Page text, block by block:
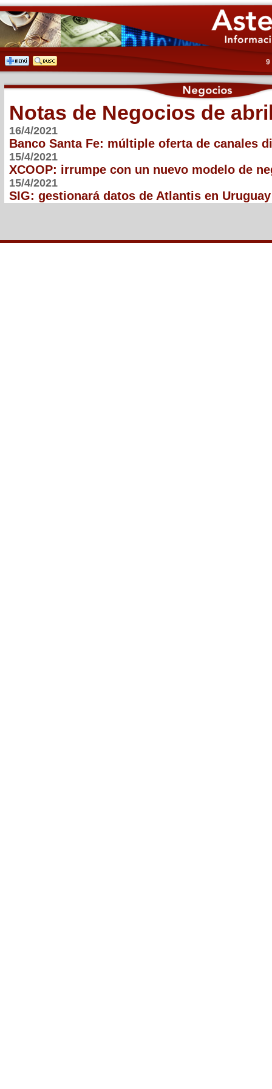
9
Notas de Negocios de
16/4/2021
Banco Santa Fe: múltiple oferta de canales
15/4/2021
XCOOP: irrumpe con un nuevo modelo de
15/4/2021
SIG: gestionará datos de Atlantis en Uruguay